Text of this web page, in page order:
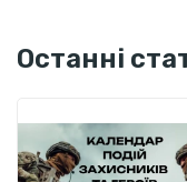
Останні